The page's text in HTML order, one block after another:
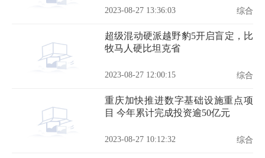
2023-08-27 13:36:03 综合
超级混动硬派越野豹5开启盲定，比
牧马人硬比坦克省
2023-08-27 12:00:15 综合
重庆加快推进数字基础设施重点项
目 今年累计完成投资逾50亿元
2023-08-27 10:12:32 综合